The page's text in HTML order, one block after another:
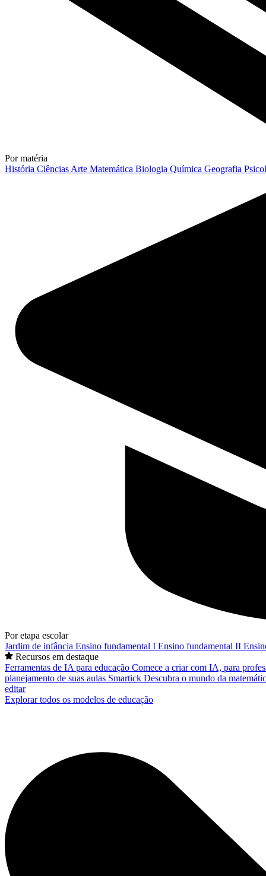
Por matéria
História Ciências Arte Matemática Biologia Química Geografia
Por etapa escolar
Jardim de infância Ensino fundamental I Ensino fundamental II
Recursos em destaque
Ferramentas de IA para educação Comece a criar com IA, para
planejamento de suas aulas Smartick Descubra o mundo da
editar
Explorar todos os modelos de educação